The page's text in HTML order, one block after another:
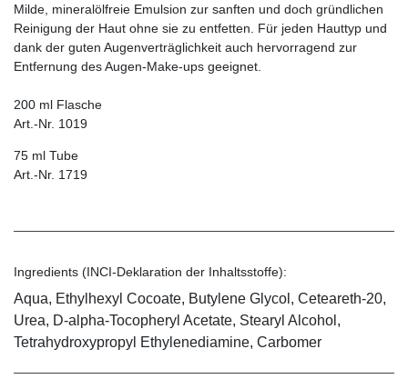
Milde, mineralölfreie Emulsion zur sanften und doch gründlichen
Reinigung der Haut ohne sie zu entfetten. Für jeden Hauttyp und
dank der guten Augenverträglichkeit auch hervorragend zur
Entfernung des Augen-Make-ups geeignet.
200 ml Flasche
Art.-Nr. 1019
75 ml Tube
Art.-Nr. 1719
Ingredients (INCI-Deklaration der Inhaltsstoffe):
Aqua, Ethylhexyl Cocoate, Butylene Glycol, Ceteareth-20,
Urea, D-alpha-Tocopheryl Acetate, Stearyl Alcohol,
Tetrahydroxypropyl Ethylenediamine, Carbomer